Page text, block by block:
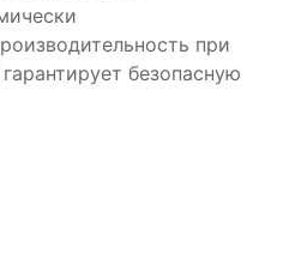
при
безопасную